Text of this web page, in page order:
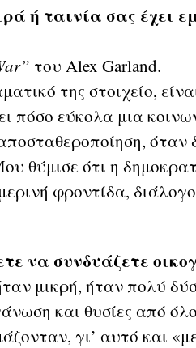
ή ταινία σας έχει
” του Alex Garland.
της στοιχείο,
πόσο εύκολα μια
όταν
θύμισε ότι η
φροντίδα,
να συνδυάζετε
μικρή, ήταν πολύ
και θυσίες από
γι’ αυτό και